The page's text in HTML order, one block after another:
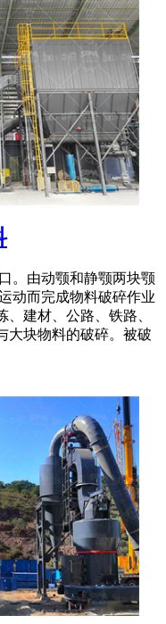
。由动颚和静颚两块颚
动而完成物料破碎作业
建材、公路、铁路、
大块物料的破碎。被破